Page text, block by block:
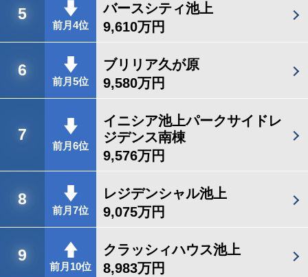
5
前月4位
バースシティ池上
9,610万円
6
前月5位
ブリリア久が原
9,580万円
7
前月6位
イニシア池上パークサイドレ
ジデンス南棟
9,576万円
8
前月7位
レジデンシャル池上
9,075万円
9
前月10位
クラッシィハウス池上
8,983万円